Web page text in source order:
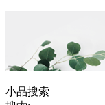
小品搜索